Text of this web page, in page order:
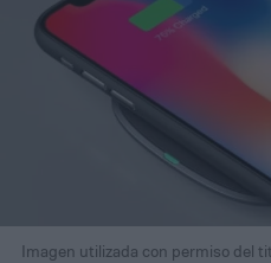
Imagen utilizada con permiso del